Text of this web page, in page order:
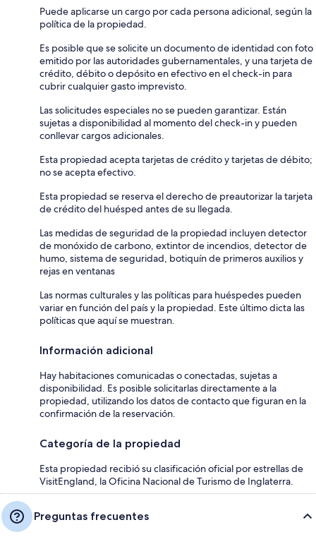
Puede aplicarse un cargo por cada persona adicional, según la
política de la propiedad.
Es posible que se solicite un documento de identidad con foto
emitido por las autoridades gubernamentales, y una tarjeta de
crédito, débito o depósito en efectivo en el check-in para
cubrir cualquier gasto imprevisto.
Las solicitudes especiales no se pueden garantizar. Están
sujetas a disponibilidad al momento del check-in y pueden
conllevar cargos adicionales.
Esta propiedad acepta tarjetas de crédito y tarjetas de débito;
no se acepta efectivo.
Esta propiedad se reserva el derecho de preautorizar la tarjeta
de crédito del huésped antes de su llegada.
Las medidas de seguridad de la propiedad incluyen detector
de monóxido de carbono, extintor de incendios, detector de
humo, sistema de seguridad, botiquín de primeros auxilios y
rejas en ventanas
Las normas culturales y las políticas para huéspedes pueden
variar en función del país y la propiedad. Este último dicta las
políticas que aquí se muestran.
Información adicional
Hay habitaciones comunicadas o conectadas, sujetas a
disponibilidad. Es posible solicitarlas directamente a la
propiedad, utilizando los datos de contacto que figuran en la
confirmación de la reservación.
Categoría de la propiedad
Esta propiedad recibió su clasificación oficial por estrellas de
VisitEngland, la Oficina Nacional de Turismo de Inglaterra.
Preguntas frecuentes